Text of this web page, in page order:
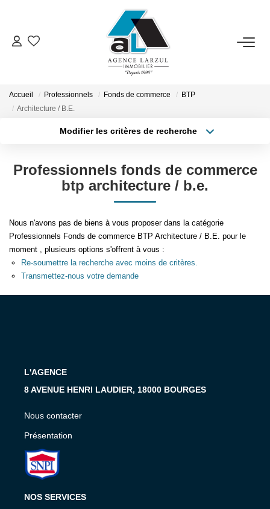
VENTES
LOCATIONS
GESTION
ESTIMATION
PROMOTION
NOTRE AGENCE
Présentation
Accueil Professionnels Fonds de commerce
BTP
Architecture / B.E.
Modifier les critères de recherche
Sélectionnez...
Type de bien
Surface min
Créer une alerte
Professionnels fonds de commerce
btp architecture / b.e.
Nous n'avons pas de biens à vous proposer dans la catégorie
Professionnels Fonds de commerce BTP Architecture / B.E. pour le
moment , plusieurs options s'offrent à vous :
Re-soumettre la recherche avec moins de critères.
Transmettez-nous votre demande
L'AGENCE
8 AVENUE HENRI LAUDIER, 18000 BOURGES
Nous contacter
Présentation
NOS SERVICES